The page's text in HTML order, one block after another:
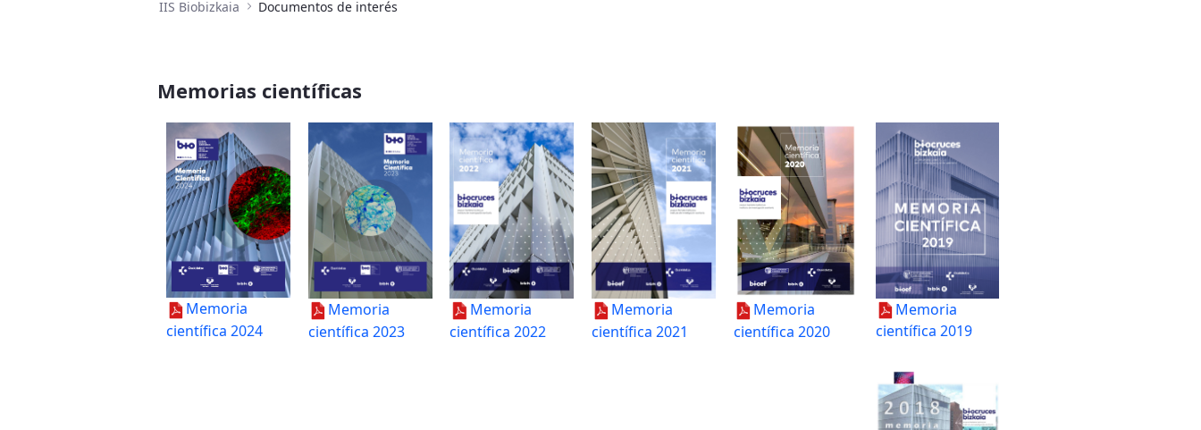
IIS Biobizkaia Documentos de interés
Memorias científicas
Memoria
científica 2024
Memoria
científica 2023
Memoria
científica 2022
Memoria
científica 2021
Memoria
científica 2020
Memoria
científica 2019